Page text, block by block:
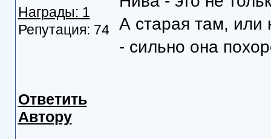
Награды: 1
Репутация: 74
Ответить
Автору
А старая там, или
- сильно она